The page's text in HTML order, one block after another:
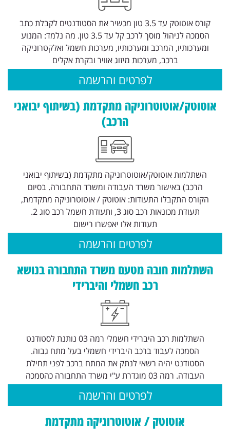
קורס אוטוטק עד 3.5 טון מכשיר את הסטודנטים לקבלת כתב
הסמכה לניהול מוסך לרכב קל עד 3.5 טון. מה נלמד: המנוע
ומערכותיו, המרכב ומערכותיו, מערכות חשמל ואלקטרוניקה
ברכב, מערכות מיזוג אוויר ובקרת אקלים
לפרטים והרשמה
אוטוטק/אוטוטרוניקה מתקדמת (בשיתוף יבואני
הרכב)
השתלמות אוטוטק/אוטוטרוניקה מתקדמת (בשיתוף יבואני
הרכב) באישור משרד העבודה ומשרד התחבורה. בסיום
הקורס התקבלו התעודות: אוטוטק / אוטוטרוניקה מתקדמת,
תעודת מכונאות רכב סוג 3, ותעודת חשמל רכב סוג 2.
תעודות אלו יאפשרו רישום
לפרטים והרשמה
השתלמות חובה מטעם משרד התחבורה בנושא
רכב חשמלי והיברידי
השתלמות רכב היברידי חשמלי רמה 03 נותנת לסטודנט
הסמכה לעבוד ברכב היברידי חשמלי בעל מתח גבוה.
הסטודנט יהיה רשאי לנתק את המתח ברכב לפני תחילת
העבודה. רמה 03 מוגדרת ע"י משרד התחבורה כהסמכה
לפרטים והרשמה
אוטוטק / אוטוטרוניקה מתקדמת